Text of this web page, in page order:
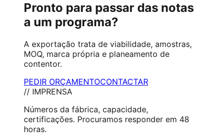
Pronto para passar das notas
a um programa?
A exportação trata de viabilidade, amostras,
MOQ, marca própria e planeamento de
contentor.
PEDIR ORÇAMENTOCONTACTAR
// IMPRENSA
Números da fábrica, capacidade,
certificações. Procuramos responder em 48
horas.